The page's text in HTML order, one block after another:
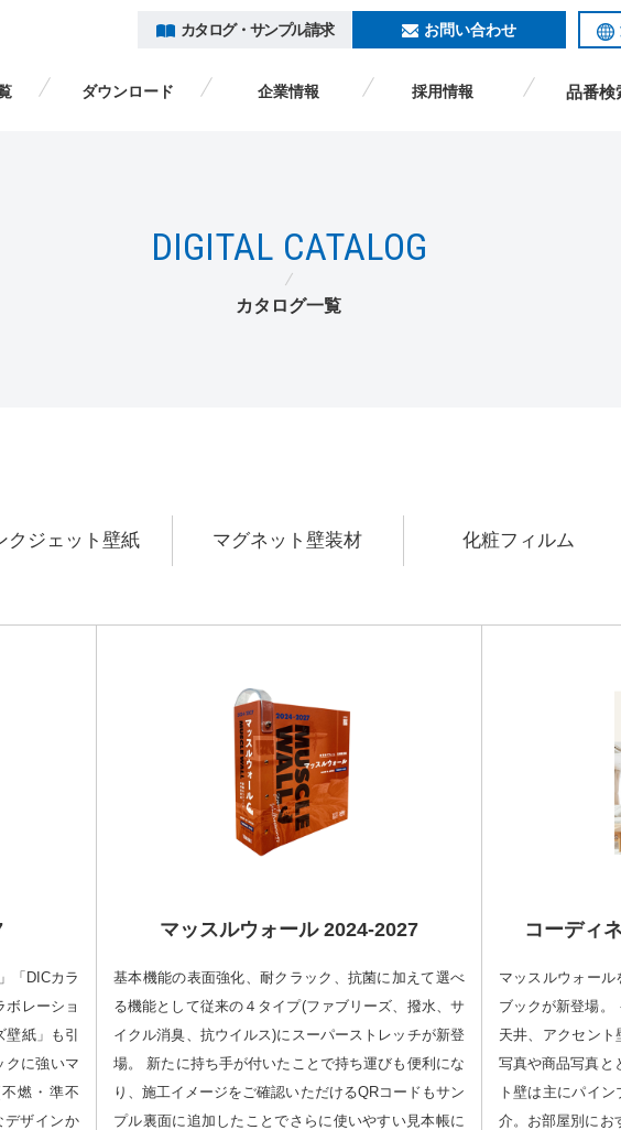
カタログ・サンプル請求 お問い合わせ
ダウンロード 企業情報 採用情報 品番検
採用情報
海外のお客様へ /ENGLISH
DIGITAL CATALOG
カタログ一覧
クジェット壁紙 マグネット壁装材 化粧フィルム
「DICカラ
ボレーショ
壁紙」も引
クに強いマ
燃・準不
デザインか
マッスルウォール 2024-2027
基本機能の表面強化、耐クラック、抗菌に加えて選べ
る機能として従来の４タイプ(ファブリーズ、撥水、サ
イクル消臭、抗ウイルス)にスーパーストレッチが新登
場。 新たに持ち手が付いたことで持ち運びも便利にな
り、施工イメージをご確認いただけるQRコードもサン
プル裏面に追加したことでさらに使いやすい見本帳に
コーディ
マッスルウォール
ブックが新登場。
天井、アクセント
写真や商品写真と
ト壁は主にパイ
介。お部屋別にお